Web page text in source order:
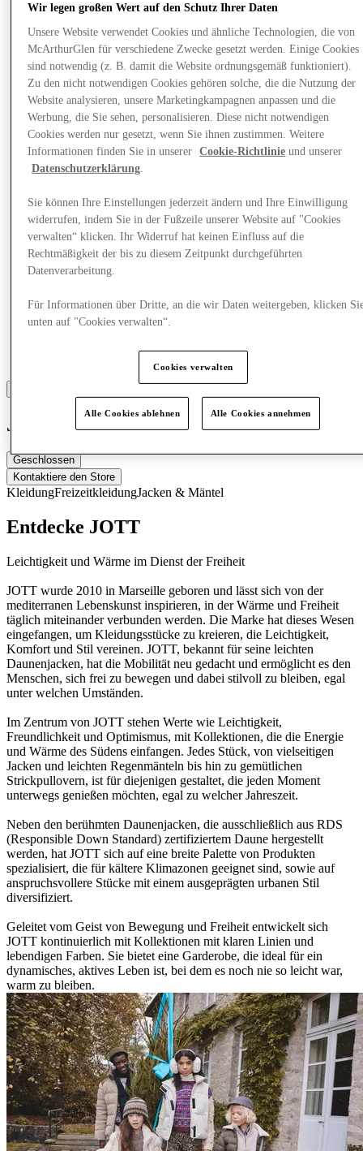
Geschäfte
Angebote
Besuch
Was läuft
Essen & Trinken
Geschenkkarten
Dienstleistungen
Mehr
JOTT
Geschlossen
Kontaktiere den Store
KleidungFreizeitkleidungJacken & Mäntel
Entdecke JOTT
Leichtigkeit und Wärme im Dienst der Freiheit
JOTT wurde 2010 in Marseille geboren und lässt sich von der
mediterranen Lebenskunst inspirieren, in der Wärme und Freiheit
täglich miteinander verbunden werden. Die Marke hat dieses Wesen
eingefangen, um Kleidungsstücke zu kreieren, die Leichtigkeit,
Komfort und Stil vereinen. JOTT, bekannt für seine leichten
Daunenjacken, hat die Mobilität neu gedacht und ermöglicht es den
Menschen, sich frei zu bewegen und dabei stilvoll zu bleiben, egal
unter welchen Umständen.
Im Zentrum von JOTT stehen Werte wie Leichtigkeit,
Freundlichkeit und Optimismus, mit Kollektionen, die die Energie
und Wärme des Südens einfangen. Jedes Stück, von vielseitigen
Jacken und leichten Regenmänteln bis hin zu gemütlichen
Strickpullovern, ist für diejenigen gestaltet, die jeden Moment
unterwegs genießen möchten, egal zu welcher Jahreszeit.
Neben den berühmten Daunenjacken, die ausschließlich aus RDS
(Responsible Down Standard) zertifiziertem Daune hergestellt
werden, hat JOTT sich auf eine breite Palette von Produkten
spezialisiert, die für kältere Klimazonen geeignet sind, sowie auf
anspruchsvollere Stücke mit einem ausgeprägten urbanen Stil
diversifiziert.
Geleitet vom Geist von Bewegung und Freiheit entwickelt sich
JOTT kontinuierlich mit Kollektionen mit klaren Linien und
lebendigen Farben. Sie bietet eine Garderobe, die ideal für ein
dynamisches, aktives Leben ist, bei dem es noch nie so leicht war,
warm zu bleiben.
Wir legen großen Wert auf den Schutz Ihrer Daten
Unsere Website verwendet Cookies und ähnliche Technologien, die von
McArthurGlen für verschiedene Zwecke gesetzt werden. Einige Cookies
sind notwendig (z. B. damit die Website ordnungsgemäß funktioniert).
Zu den nicht notwendigen Cookies gehören solche, die die Nutzung der
Website analysieren, unsere Marketingkampagnen anpassen und die
Werbung, die Sie sehen, personalisieren. Diese nicht notwendigen
Cookies werden nur gesetzt, wenn Sie ihnen zustimmen. Weitere
Informationen finden Sie in unserer
Cookie-Richtlinie und unserer
Datenschutzerklärung
Sie können Ihre Einstellungen jederzeit ändern und Ihre Einwilligung
widerrufen, indem Sie in der Fußzeile unserer Website auf "Cookies
verwalten“ klicken. Ihr Widerruf hat keinen Einfluss auf die
Rechtmäßigkeit der bis zu diesem Zeitpunkt durchgeführten
Datenverarbeitung.
Für Informationen über Dritte, an die wir Daten weitergeben, klicken
unten auf "Cookies verwalten“.
Cookies verwalten
Alle Cookies ablehnen Alle Cookies annehmen